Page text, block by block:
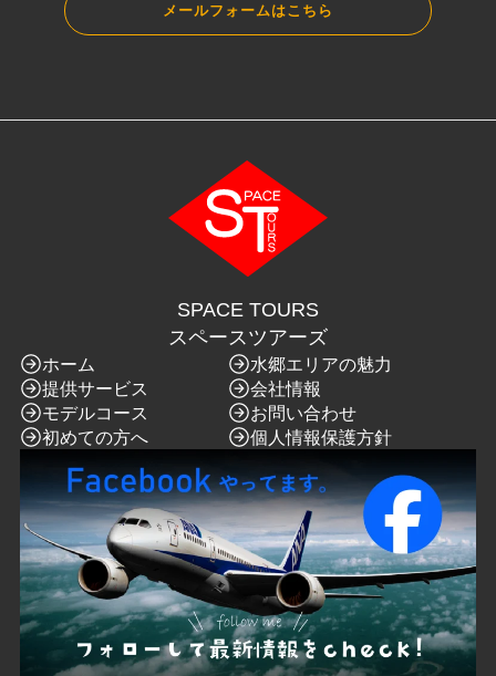
メールフォームはこちら
SPACE TOURS
スペースツアーズ
ホーム
提供サービス
モデルコース
初めての方へ
水郷エリアの魅力
会社情報
お問い合わせ
個人情報保護方針